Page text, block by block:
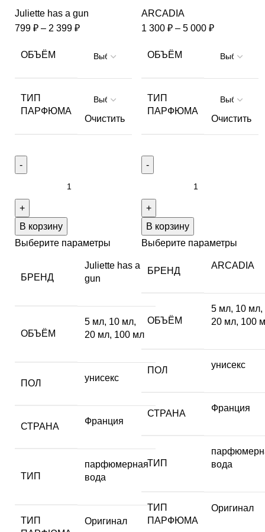
Juliette has a gun
799 ₽ – 2 399 ₽
ОБЪЁМ
ТИП
ПАРФЮМА
Очистить
В корзину
Выберите параметры
БРЕНД
Juliette has a
gun
ОБЪЁМ
5 мл, 10 мл,
20 мл, 100 мл
ПОЛ
унисекс
СТРАНА
Франция
ТИП
парфюмерная
вода
ТИП
Оригинал
ARCADIA
1 300 ₽ – 5 000 ₽
ОБЪЁМ
ТИП
ПАРФЮМА
Очистить
В корзину
Выберите параметры
БРЕНД
ARCADIA
ОБЪЁМ
5 мл, 10 мл,
20 мл, 100
ПОЛ
унисекс
СТРАНА
Франция
ТИП
вода
ТИП
ПАРФЮМА
Оригинал